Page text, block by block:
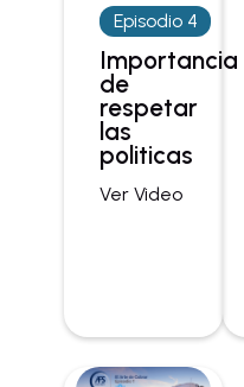
Episodio 4
Importancia
de
respetar
las
politicas
Ver Video